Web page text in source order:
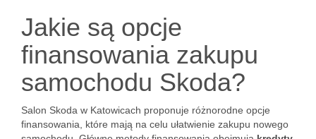
Jakie są opcje
finansowania zakupu
samochodu Skoda?
Salon Skoda w Katowicach proponuje różnorodne opcje
finansowania, które mają na celu ułatwienie zakupu nowego